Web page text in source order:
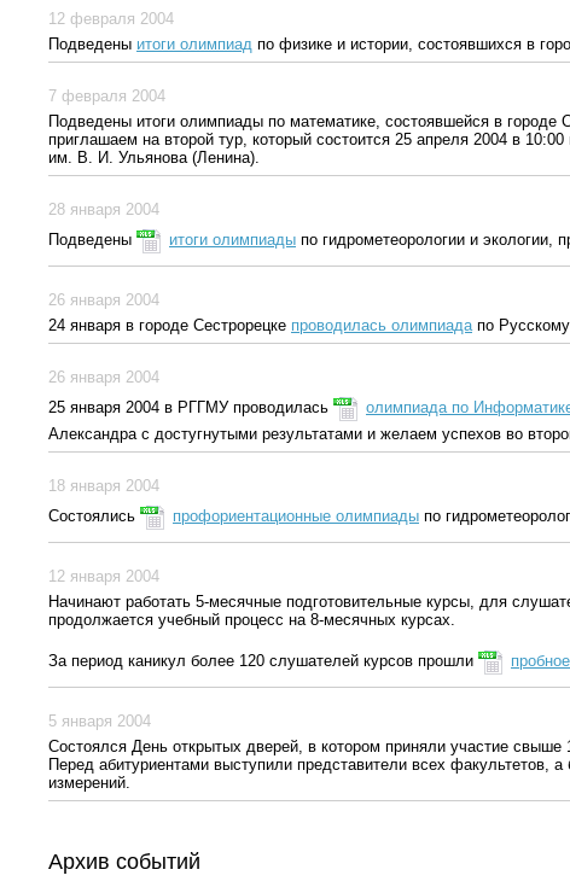
12 февраля 2004
Подведены итоги олимпиад по физике и истории, состоявшихся в
7 февраля 2004
Подведены итоги олимпиады по математике, состоявшейся в
приглашаем на второй тур, который состоится 25 апреля 2004 в
им. В. И. Ульянова (Ленина).
28 января 2004
Подведены
итоги олимпиады по гидрометеорологии и экологии,
26 января 2004
24 января в городе Сестрорецке проводилась олимпиада по Русскому
26 января 2004
25 января 2004 в РГГМУ проводилась
олимпиада по
Александра с достугнутыми результатами и желаем успехов во
18 января 2004
Состоялись
профориентационные олимпиады по
12 января 2004
Начинают работать 5-месячные подготовительные курсы, для
продолжается учебный процесс на 8-месячных курсах.
За период каникул более 120 слушателей курсов прошли
5 января 2004
Состоялся День открытых дверей, в котором приняли участие свыше
Перед абитуриентами выступили представители всех факультетов,
измерений.
Архив событий